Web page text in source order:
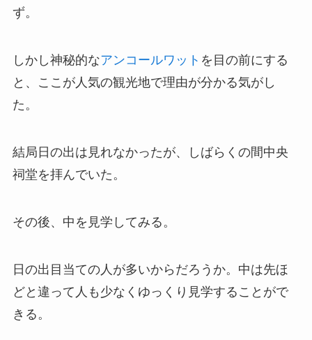
ず。
しかし神秘的なアンコールワット を目の前にする
と、ここが人気の観光地で理由が分かる気がし
た。
結局日の出は見れなかったが、しばらくの間中央
祠堂を拝んでいた。
その後、中を見学してみる。
日の出目当ての人が多いからだろうか。中は先ほ
どと違って人も少なくゆっくり見学することがで
きる。